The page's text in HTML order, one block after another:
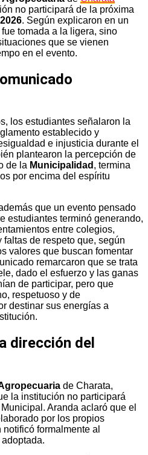
no participará de la próxima
. Según explicaron en un
tomada a la ligera, sino
que se vienen
en el evento.
los estudiantes señalaron la
establecido y
e injusticia durante el
plantearon la percepción de
de la Municipalidad , termina
por encima del espíritu
que un evento pensado
estudiantes terminó generando,
entre colegios,
de respeto que, según
valores que buscan fomentar
remarcaron que se trata
dado el esfuerzo y las ganas
de participar, pero que
respetuoso y de
destinar sus energías a
dirección del
de Charata,
la institución no participará
Aranda aclaró que el
por los propios
formalmente al